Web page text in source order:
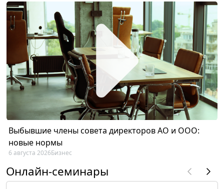
Выбывшие члены совета директоров АО и ООО:
новые нормы
6 августа 2026Бизнес
Онлайн-семинары